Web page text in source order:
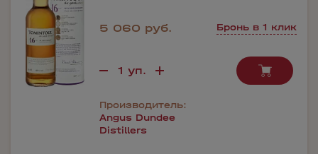
5 060 руб. Бронь в 1 клик
Производитель:
Angus Dundee
Distillers